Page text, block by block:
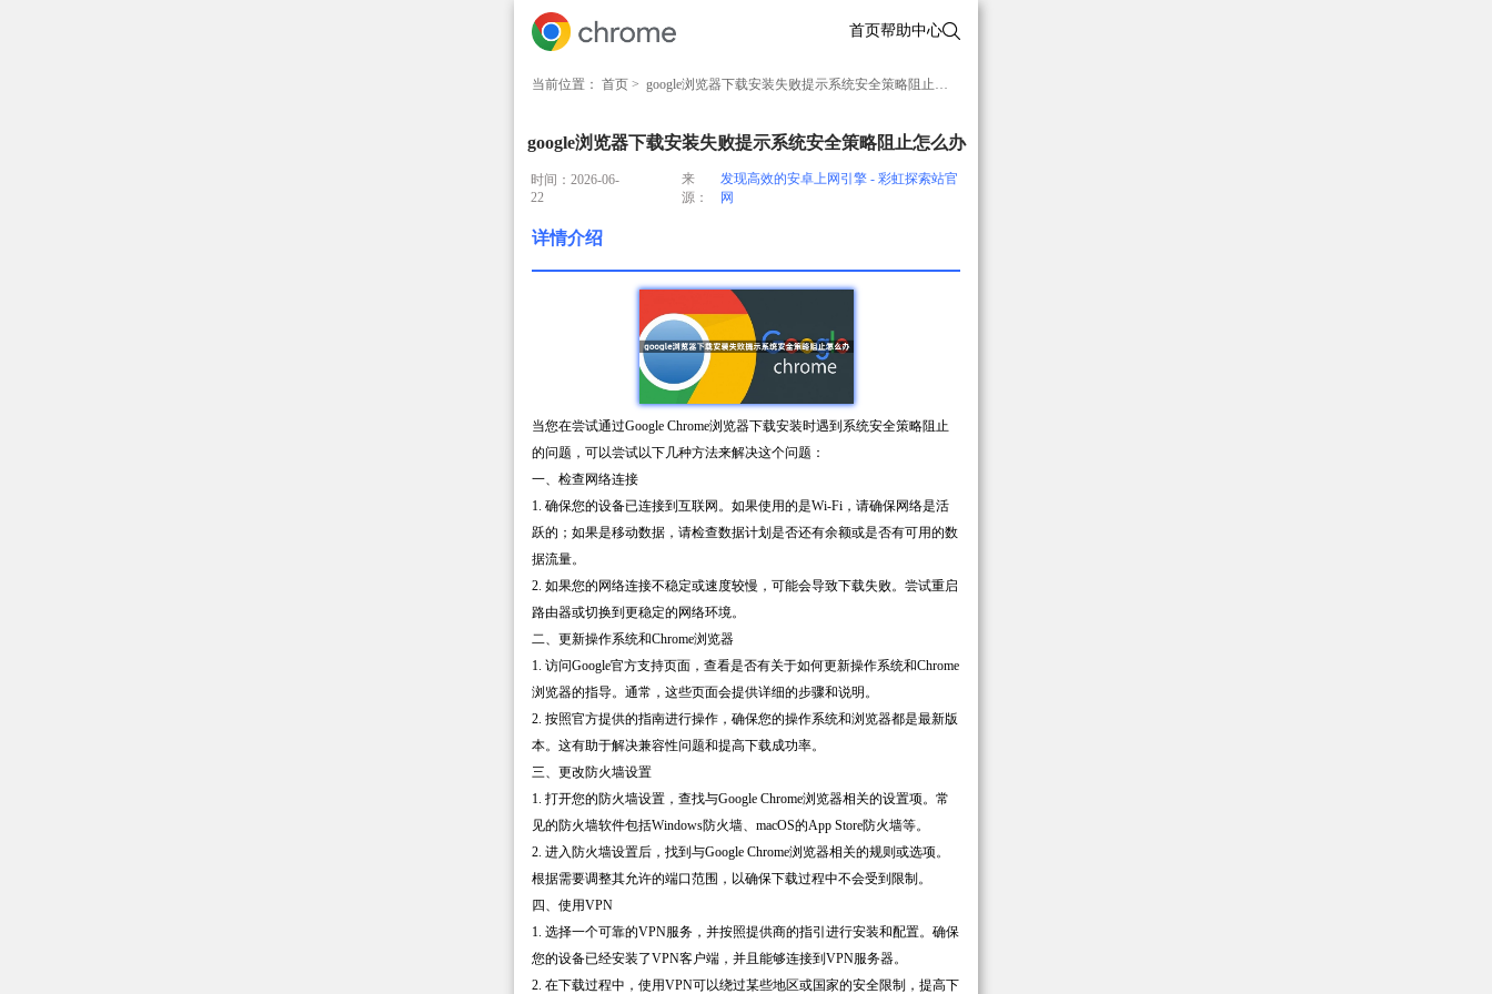
首页帮助中心
当前位置： 首页 > google浏览器下载安装失败提示系统安全策略阻止怎么办
google浏览器下载安装失败提示系统安全策略阻止怎么办
时间：2026-06-
22
来
源：
发现高效的安卓上网引擎 - 彩虹探索站官
网
详情介绍
当您在尝试通过Google Chrome浏览器下载安装时遇到系统安全策略阻止
的问题，可以尝试以下几种方法来解决这个问题：
一、检查网络连接
1. 确保您的设备已连接到互联网。如果使用的是Wi-Fi，请确保网络是活
跃的；如果是移动数据，请检查数据计划是否还有余额或是否有可用的数
据流量。
2. 如果您的网络连接不稳定或速度较慢，可能会导致下载失败。尝试重启
路由器或切换到更稳定的网络环境。
二、更新操作系统和Chrome浏览器
1. 访问Google官方支持页面，查看是否有关于如何更新操作系统和Chrome
浏览器的指导。通常，这些页面会提供详细的步骤和说明。
2. 按照官方提供的指南进行操作，确保您的操作系统和浏览器都是最新版
本。这有助于解决兼容性问题和提高下载成功率。
三、更改防火墙设置
1. 打开您的防火墙设置，查找与Google Chrome浏览器相关的设置项。常
见的防火墙软件包括Windows防火墙、macOS的App Store防火墙等。
2. 进入防火墙设置后，找到与Google Chrome浏览器相关的规则或选项。
根据需要调整其允许的端口范围，以确保下载过程中不会受到限制。
四、使用VPN
1. 选择一个可靠的VPN服务，并按照提供商的指引进行安装和配置。确保
您的设备已经安装了VPN客户端，并且能够连接到VPN服务器。
2. 在下载过程中，使用VPN可以绕过某些地区或国家的安全限制，提高下